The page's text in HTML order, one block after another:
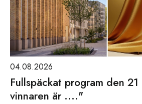
04.08.2026
Fullspäckat program den
vinnaren är ...."